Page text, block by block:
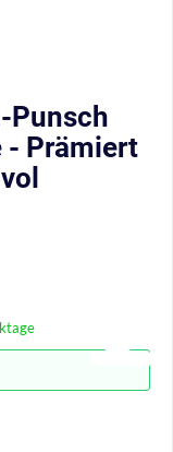
Punsch
- Prämiert